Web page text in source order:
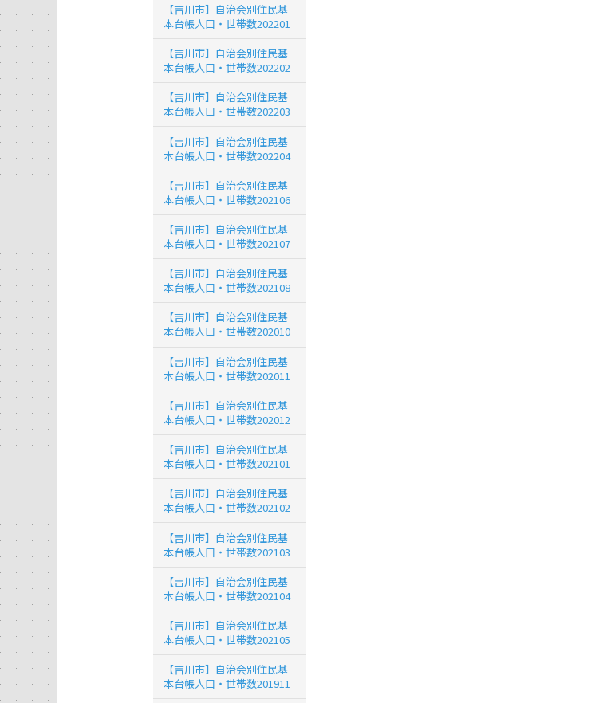
【吉川市】自治会別住民基
本台帳人口・世帯数202201
【吉川市】自治会別住民基
本台帳人口・世帯数202202
【吉川市】自治会別住民基
本台帳人口・世帯数202203
【吉川市】自治会別住民基
本台帳人口・世帯数202204
【吉川市】自治会別住民基
本台帳人口・世帯数202106
【吉川市】自治会別住民基
本台帳人口・世帯数202107
【吉川市】自治会別住民基
本台帳人口・世帯数202108
【吉川市】自治会別住民基
本台帳人口・世帯数202010
【吉川市】自治会別住民基
本台帳人口・世帯数202011
【吉川市】自治会別住民基
本台帳人口・世帯数202012
【吉川市】自治会別住民基
本台帳人口・世帯数202101
【吉川市】自治会別住民基
本台帳人口・世帯数202102
【吉川市】自治会別住民基
本台帳人口・世帯数202103
【吉川市】自治会別住民基
本台帳人口・世帯数202104
【吉川市】自治会別住民基
本台帳人口・世帯数202105
【吉川市】自治会別住民基
本台帳人口・世帯数201911